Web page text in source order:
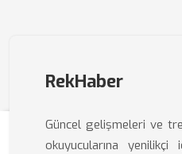
RekHaber
Güncel gelişmeleri ve
okuyucularına